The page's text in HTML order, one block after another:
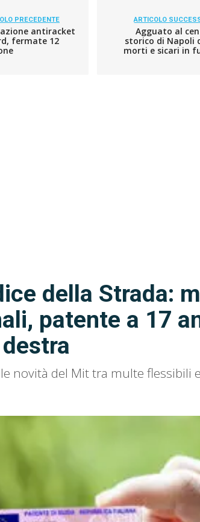
PRECEDENTE
antiracket
fermate 12
ARTICOLO
Agguato al
storico di Napoli
morti e sicari in
della Strada:
patente a 17
novità del Mit tra multe flessibili